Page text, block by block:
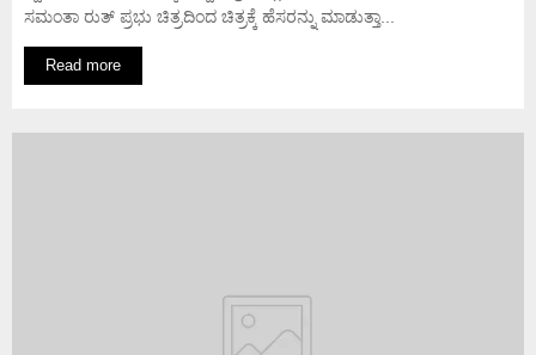
ಸಮಂತಾ ರುತ್ ಪ್ರಭು ಚಿತ್ರದಿಂದ ಚಿತ್ರಕ್ಕೆ ಹೆಸರನ್ನು ಮಾಡುತ್ತಾ...
Read more